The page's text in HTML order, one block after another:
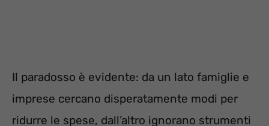
Il paradosso è evidente: da un lato famiglie e
imprese cercano disperatamente modi per
ridurre le spese, dall’altro ignorano strumenti